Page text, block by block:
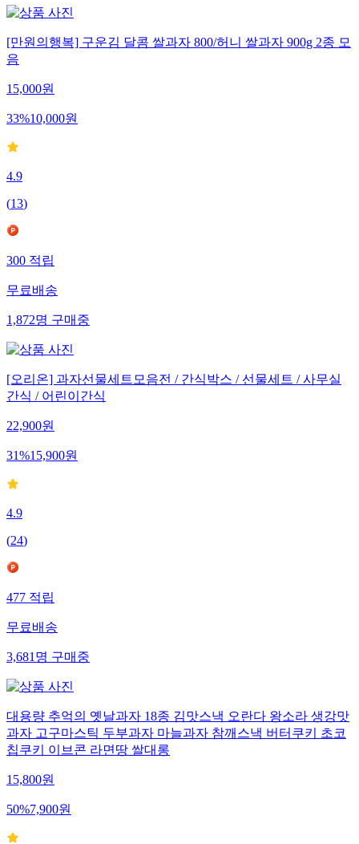
[만원의행복] 구운김 달콤 쌀과자 800/허니 쌀과자 900g 2종 모
음
15,000원
33%10,000원
4.9
(13)
300 적립
무료배송
1,872명 구매중
[오리온] 과자선물세트모음전 / 간식박스 / 선물세트 / 사무실
간식 / 어린이간식
22,900원
31%15,900원
4.9
(24)
477 적립
무료배송
3,681 명 구매중
대용량 추억의 옛날과자 18종 김맛스낵 오란다 왕소라 생강맛
과자 고구마스틱 두부과자 마늘과자 참깨스낵 버터쿠키 초코
칩쿠키 이브콘 라면땅 쌀대롱
15,800원
50%7,900원